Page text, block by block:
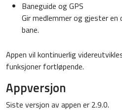
Baneguide og GPS
Gir medlemmer og gjester en
bane.
Appen vil kontinuerlig
funksjoner fortløpende.
Appversjon
Siste versjon av appen er 2.9.0.